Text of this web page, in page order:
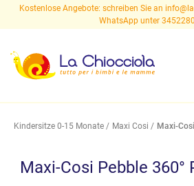
Kostenlose Angebote: schreiben Sie an
WhatsApp unter
Kindersitze 0-15 Monate Maxi Cosi Maxi-
Maxi-Cosi Pebble 360°